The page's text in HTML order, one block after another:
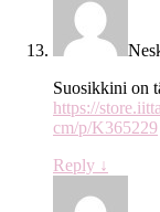
Suosikkini on
https://
cm/p/K365229
Reply ↓